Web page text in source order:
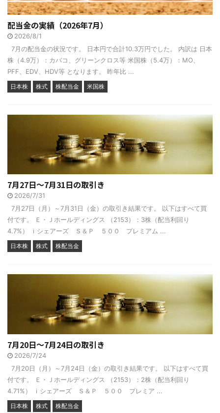
配当金の実績（2026年7月）
2026/8/1
7月の配当金の状況です。 日本円で合計10.3万円でした。 内訳は 日本
株（4.9万）：カバコ、グリーンクロス等 米国株（5.4万）：MO、
PFF、EDV、HDV等 となります。 昨年比 ...
日本株 株式 株配当金 米国株
7月27日～7月31日の取引き
2026/7/31
7月27日（月）～7月31日（金）の取引き結果です。 以下はすべて買
付です。 Ｅ・Ｊホールディングス （2153）：3株（配当利回り
4.7%） ｉシェアーズ Ｓ＆Ｐ ５００ プレミアム ...
日本株 株式 株配当金
7月20日～7月24日の取引き
2026/7/24
7月20日（月）～7月24日（金）の取引き結果です。 以下はすべて買
付です。 Ｅ・Ｊホールディングス （2153）：2株（配当利回り
4.71%） ｉシェアーズ Ｓ＆Ｐ ５００ プレミア ...
日本株 株式 株配当金